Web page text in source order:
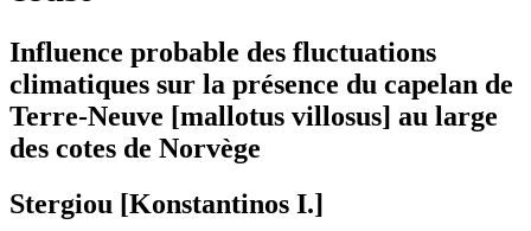
Influence probable des fluctuations
climatiques sur la présence du capelan de
Terre-Neuve [mallotus villosus] au large
des cotes de Norvège
Stergiou [Konstantinos I.]